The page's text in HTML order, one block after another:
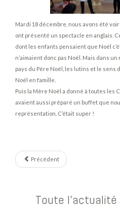
Mardi 18 décembre, nous avons été
ont présenté un spectacle en anglais.
dont les enfants pensaient que Noël
n’aimaient donc pas Noël. Mais dans
pays du Père Noël, les lutins et le sens
Noël en famille.
Puis la Mère Noël a donné à toutes les
avaient aussi préparé un buffet que
représentation. C’était super !
Précédent
Toute l'actualité